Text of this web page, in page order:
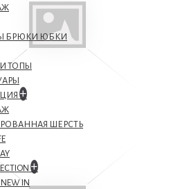
БРЮКИ ЮБКИ
ТОПЫ
+
ШЕРСТЬ
+
IN